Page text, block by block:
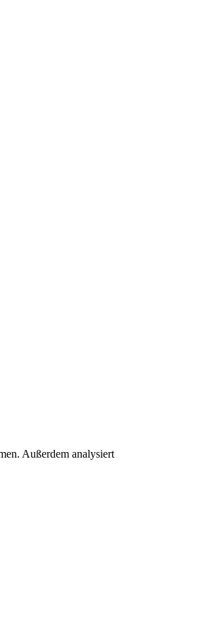
Außerdem analysiert